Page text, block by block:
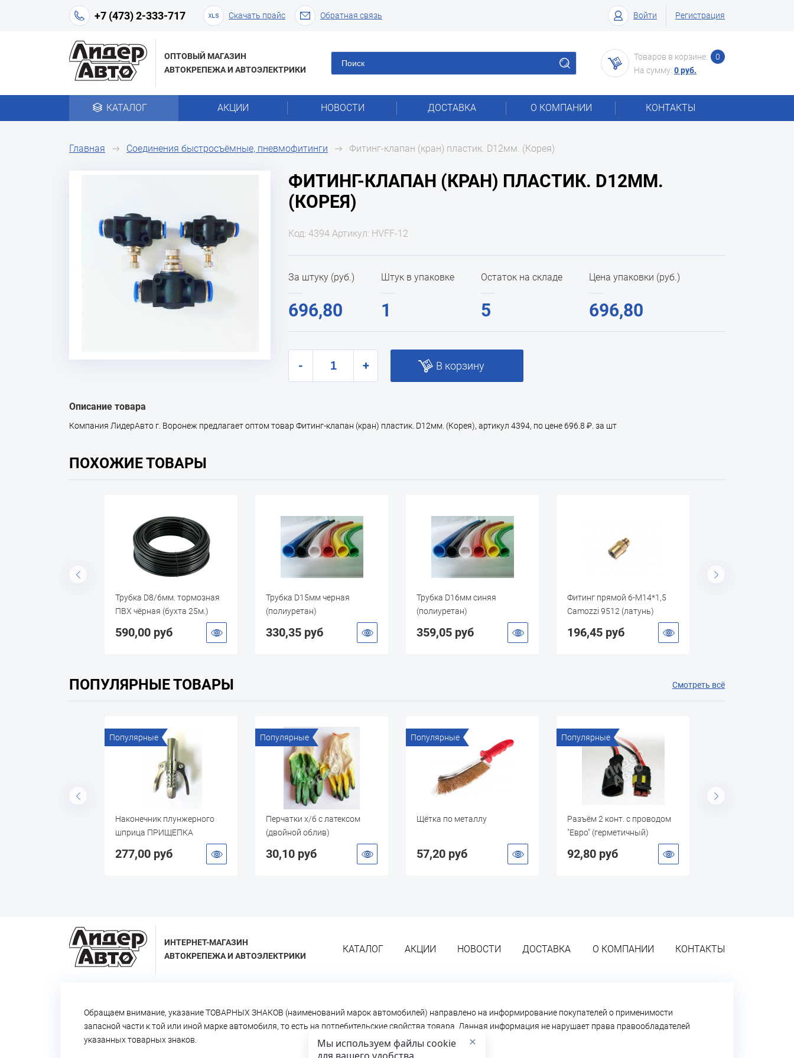
+7 (473) 2-333-717 Скачать прайс Обратная связь Войти Регистрация
ОПТОВЫЙ МАГАЗИН
АВТОКРЕПЕЖА И АВТОЭЛЕКТРИКИ
Товаров в корзине:
0
На сумму: 0 руб.
КАТАЛОГ АКЦИИ НОВОСТИ ДОСТАВКА О КОМПАНИИ КОНТАКТЫ
Главная Соединения быстросъёмные, пневмофитинги Фитинг-клапан (кран) пластик. D12мм. (Корея)
ФИТИНГ-КЛАПАН (КРАН) ПЛАСТИК. D12ММ.
(КОРЕЯ)
Код: 4394 Артикул: HVFF-12
За штуку (руб.)
696,80
Штук в упаковке
1
Остаток на складе
5
Цена упаковки (руб.)
696,80
- + В корзину
Описание товара
Компания ЛидерАвто г. Воронеж предлагает оптом товар Фитинг-клапан (кран) пластик. D12мм. (Корея), артикул 4394, по цене 696.8 ₽. за шт
ПОХОЖИЕ ТОВАРЫ
Трубка D8/6мм. тормозная
ПВХ чёрная (бухта 25м.)
590,00 руб
Трубка D15мм черная
(полиуретан)
330,35 руб
Трубка D16мм синяя
(полиуретан)
359,05 руб
Фитинг прямой 6-М14*1,5
Camozzi 9512 (латунь)
196,45 руб
ПОПУЛЯРНЫЕ ТОВАРЫ Смотреть всё
Популярные
Наконечник плунжерного
шприца ПРИЩЕПКА
277,00 руб
Популярные
Перчатки х/б с латексом
(двойной облив)
30,10 руб
Популярные
Щётка по металлу
57,20 руб
Популярные
Разъём 2 конт. с проводом
"Евро" (герметичный)
92,80 руб
ИНТЕРНЕТ-МАГАЗИН
АВТОКРЕПЕЖА И АВТОЭЛЕКТРИКИ
КАТАЛОГ АКЦИИ НОВОСТИ ДОСТАВКА О КОМПАНИИ КОНТАКТЫ
Обращаем внимание, указание ТОВАРНЫХ ЗНАКОВ (наименований марок автомобилей) направлено на информирование покупателей о применимости
запасной части к той или иной марке автомобиля, то есть на потребительские свойства товара. Данная информация не нарушает права правообладателей
указанных товарных знаков.
Мы используем файлы cookie
×